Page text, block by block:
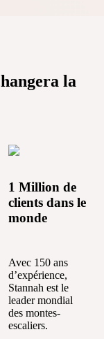
la
1 Million de
clients dans le
monde
Avec 150 ans
d’expérience,
Stannah est le
leader mondial
des montes-
escaliers.